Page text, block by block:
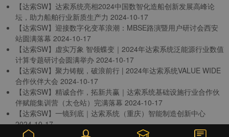
【达索SW】达索系统亮相2024中国数智化造船创新发展高峰论
坛，助力船舶行业新质生产力 2024-10-17
【达索SW】迎接数字化变革浪潮：MBSE路演暨用户研讨会西安
站圆满落幕 2024-10-17
【达索SW】虚实万象 智领蝶变｜2024年达索系统泛能源行业数值
计算专题研讨会圆满举办 2024-10-17
【达索SW】聚力铸舰，破浪前行 | 2024年达索系统VALUE WIDE
合作伙伴大会 2024-10-17
【达索SW】精诚合作，拓新共赢｜达索系统基础设施行业合作伙
伴赋能集训营（太仓站）完满落幕 2024-10-17
【达索SW】一镜到底｜达索系统（重庆）智能制造创新中心
2024-10-17
【达索SW】创新加速、构建产业链共同体｜小鹏汽车与达索系统